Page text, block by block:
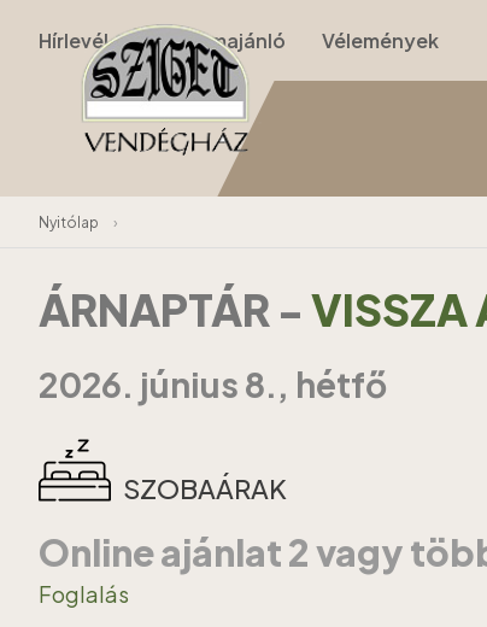
Hírlevél Programajánló Vélemények
Nyitólap ›
ÁRNAPTÁR - VISSZA
2026. június 8., hétfő
SZOBAÁRAK
Online ajánlat 2 vagy
Foglalás